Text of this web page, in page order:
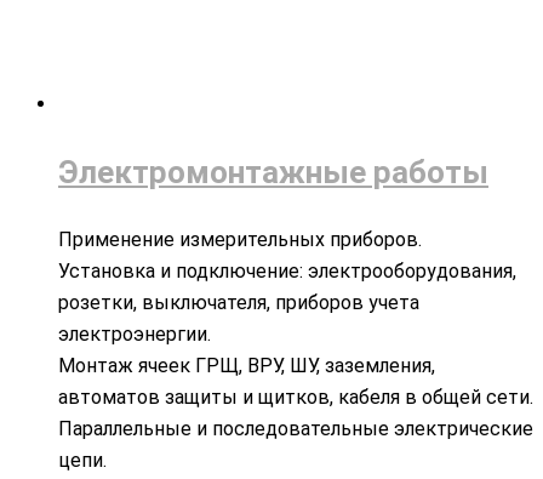
Электромонтажные работы
Применение измерительных приборов.
Установка и подключение: электрооборудования,
розетки, выключателя, приборов учета
электроэнергии.
Монтаж ячеек ГРЩ, ВРУ, ШУ, заземления,
автоматов защиты и щитков, кабеля в общей сети.
Параллельные и последовательные электрические
цепи.